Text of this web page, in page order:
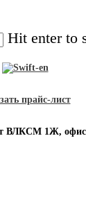
Hit enter to
прайс-лист
ВЛКСМ 1Ж,